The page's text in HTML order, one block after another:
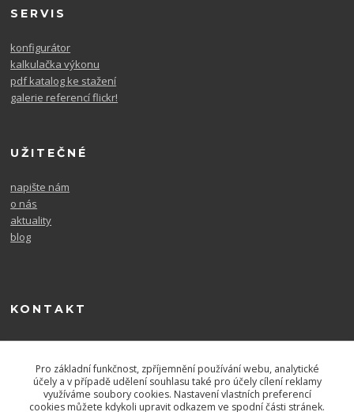
SERVIS
konfigurátor
kalkulačka výkonu
pdf katalog ke stažení
galerie referencí flickr!
UŽITEČNÉ
napište nám
o nás
aktuality
blog
KONTAKT
604 567 726
Pro základní funkčnost, zpříjemnění používání webu, analytické
účely a v případě udělení souhlasu také pro účely cílení reklamy
využíváme soubory cookies. Nastavení vlastních preferencí
cookies můžete kdykoli upravit odkazem ve spodní části stránek.